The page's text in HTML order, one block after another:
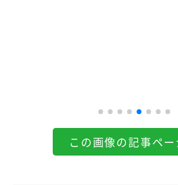
この画像の記事ペー